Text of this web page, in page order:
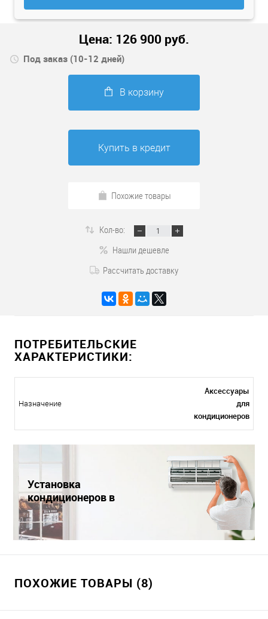
Цена: 126 900 руб.
Под заказ (10-12 дней)
В корзину
Купить в кредит
Похожие товары
Кол-во:
Нашли дешевле
Рассчитать доставку
ПОТРЕБИТЕЛЬСКИЕ
ХАРАКТЕРИСТИКИ:
Назначение
Аксессуары
для
кондиционеров
Установка
кондиционеров в
Краснодаре
ПОХОЖИЕ ТОВАРЫ (8)